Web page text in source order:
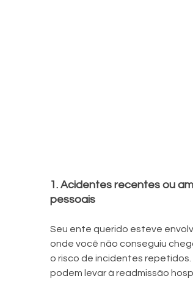
1. Acidentes recentes ou
pessoais
Seu ente querido esteve
onde você não conseguiu
o risco de incidentes
podem levar à readmissão